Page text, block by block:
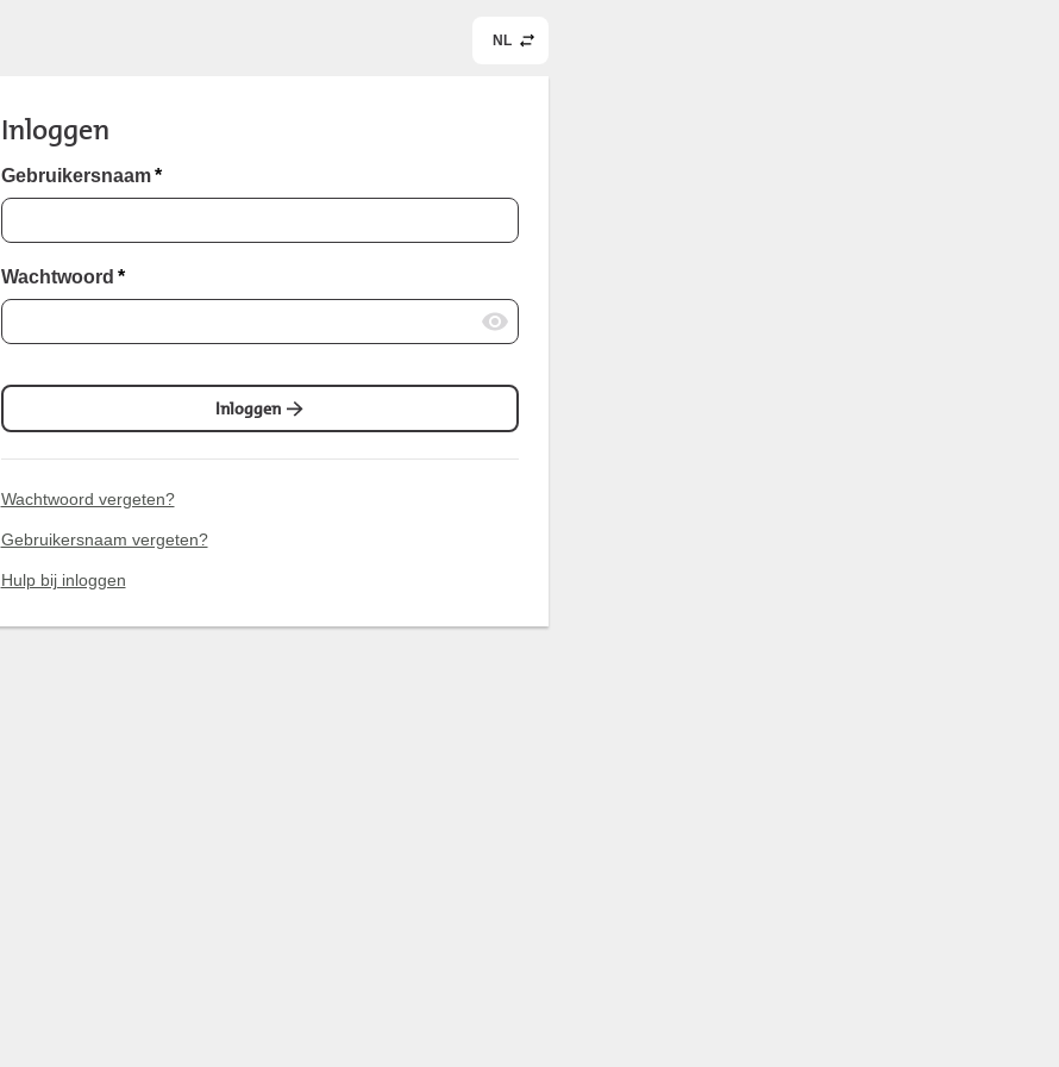
NL
Inloggen
Gebruikersnaam *
Wachtwoord *
Inloggen
Wachtwoord vergeten?
Gebruikersnaam vergeten?
Hulp bij inloggen